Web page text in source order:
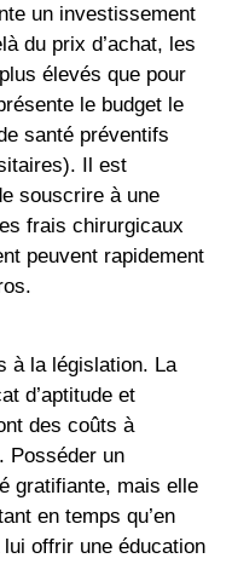
un investissement
du prix d’achat, les
élevés que pour
le budget le
santé préventifs
Il est
souscrire à une
frais chirurgicaux
peuvent rapidement
à la législation. La
d’aptitude et
des coûts à
Posséder un
gratifiante, mais elle
en temps qu’en
offrir une éducation